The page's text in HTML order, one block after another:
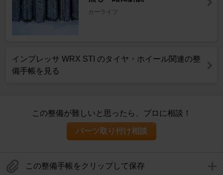
カーライフ
インプレッサ WRX STI のタイヤ・ホイール関連の整
備手帳を見る
この整備が難しいと思ったら、プロに相談！
パーツ取り付け相談
この整備手帳をクリップして保存